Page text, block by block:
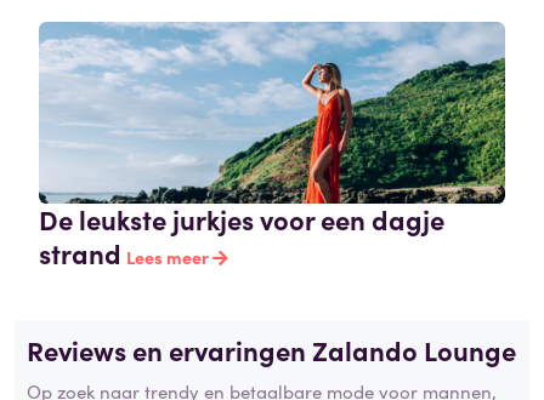
De leukste jurkjes voor een dagje
strand Lees meer
Reviews en ervaringen Zalando Lounge
Op zoek naar trendy en betaalbare mode voor mannen,